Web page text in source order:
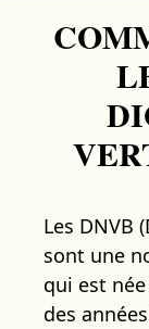
Les DNVB
sont une
qui est
des